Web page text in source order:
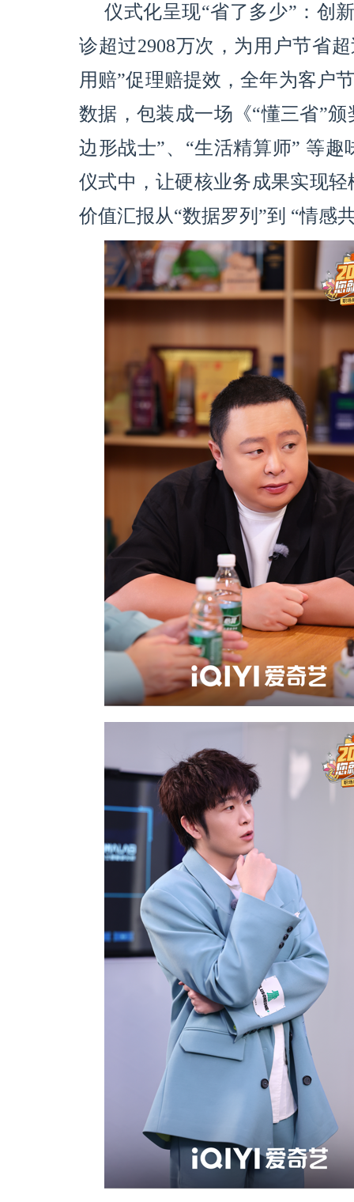
仪式化呈现“省了多少”：创
诊超过2908万次，为用户节省
用赔”促理赔提效，全年为客户
数据，包装成一场《“懂三省”
边形战士”、“生活精算师” 等
仪式中，让硬核业务成果实现
价值汇报从“数据罗列”到 “情感